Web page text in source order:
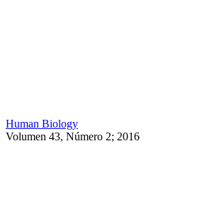
Human Biology
Volumen 43, Número 2; 2016